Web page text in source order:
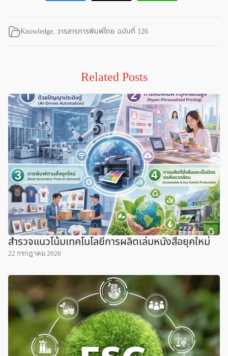
Knowledge, วารสารการพิมพ์ไทย ฉบับที่ 126
Related Posts
สำรวจแนวโน้มเทคโนโลยีการผลิตเล่มหนังสือยุคใหม่
22 กรกฎาคม 2026